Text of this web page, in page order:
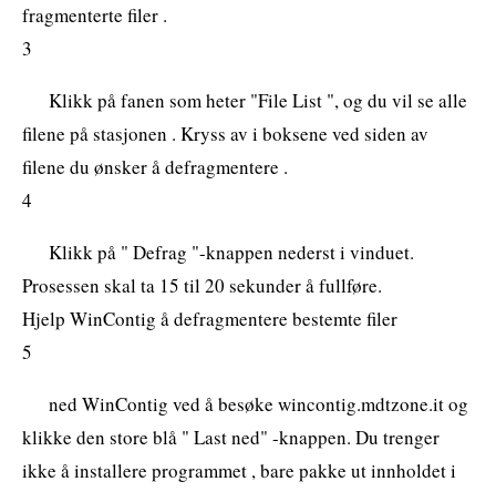
fragmenterte filer .
3
Klikk på fanen som heter "File List ", og du vil se alle
filene på stasjonen . Kryss av i boksene ved siden av
filene du ønsker å defragmentere .
4
Klikk på " Defrag "-knappen nederst i vinduet.
Prosessen skal ta 15 til 20 sekunder å fullføre.
Hjelp WinContig å defragmentere bestemte filer
5
ned WinContig ved å besøke wincontig.mdtzone.it og
klikke den store blå " Last ned" -knappen. Du trenger
ikke å installere programmet , bare pakke ut innholdet i